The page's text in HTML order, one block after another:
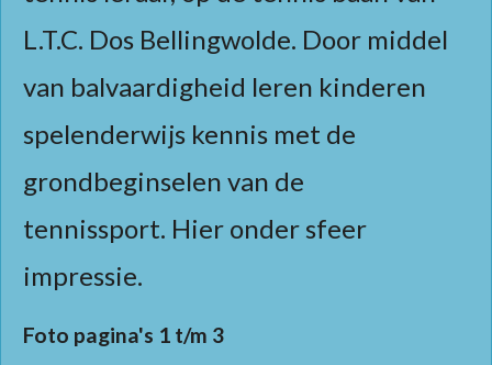
L.T.C. Dos Bellingwolde. Door middel
van balvaardigheid leren kinderen
spelenderwijs kennis met de
grondbeginselen van de
tennissport. Hier onder sfeer
impressie.
Foto pagina's 1 t/m 3